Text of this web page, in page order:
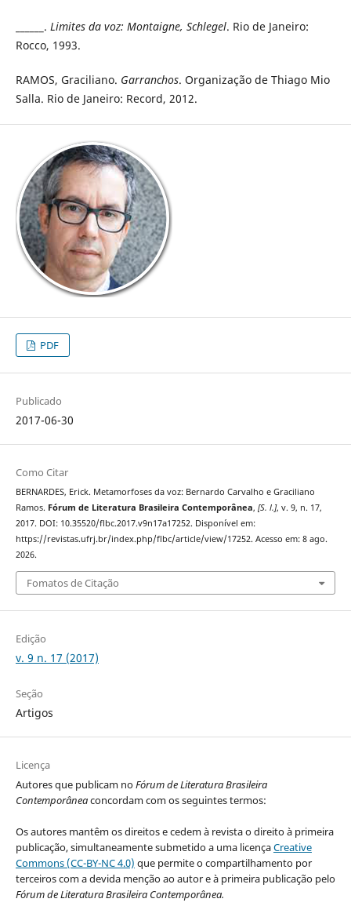
______. Limites da voz: Montaigne, Schlegel. Rio de Janeiro:
Rocco, 1993.
RAMOS, Graciliano. Garranchos. Organização de Thiago Mio
Salla. Rio de Janeiro: Record, 2012.
PDF
Publicado
2017-06-30
Como Citar
BERNARDES, Erick. Metamorfoses da voz: Bernardo Carvalho e Graciliano
Ramos. Fórum de Literatura Brasileira Contemporânea, [S. l.], v. 9, n. 17,
2017. DOI: 10.35520/flbc.2017.v9n17a17252. Disponível em:
https://revistas.ufrj.br/index.php/flbc/article/view/17252. Acesso em: 8 ago.
2026.
Fomatos de Citação
Edição
v. 9 n. 17 (2017)
Seção
Artigos
Licença
Autores que publicam noFórum de Literatura Brasileira
Contemporâneaconcordam com os seguintes termos:
Os autores mantêm os direitos e cedem à revista o direito à primeira
publicação, simultaneamente submetido a uma licençaCreative
Commons (CC-BY-NC 4.0) que permite o compartilhamento por
terceiros com a devida menção ao autor e à primeira publicação pelo
Fórum de Literatura Brasileira Contemporânea.